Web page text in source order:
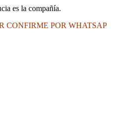
es la compañía.
CONFIRME POR WHATSAP